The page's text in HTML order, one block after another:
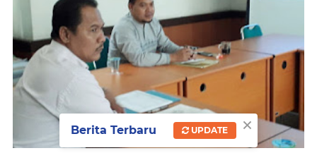
×
Berita Terbaru UPDATE